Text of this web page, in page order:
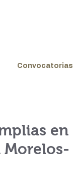
Convocatorias
en
Morelos-